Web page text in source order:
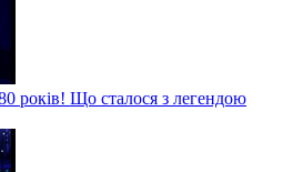
років! Що сталося з легендою